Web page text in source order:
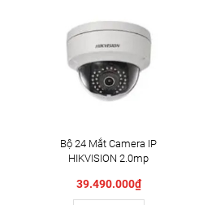
Bộ 24 Mắt Camera IP
HIKVISION 2.0mp
39.490.000₫